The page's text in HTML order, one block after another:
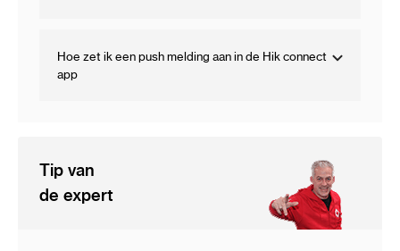
Hoe zet ik een push melding aan in de Hik connect
app
Tip van
de expert